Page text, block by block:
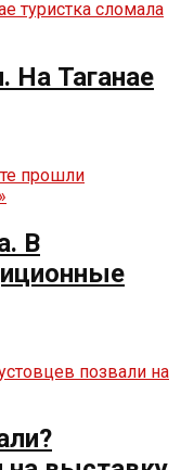
На Таганае
В